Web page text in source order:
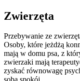
Zwierzęta
Przebywanie ze
Osoby, które jeżdżą
mają w domu psa, z
zwierzaki mają
zyskać równowagę